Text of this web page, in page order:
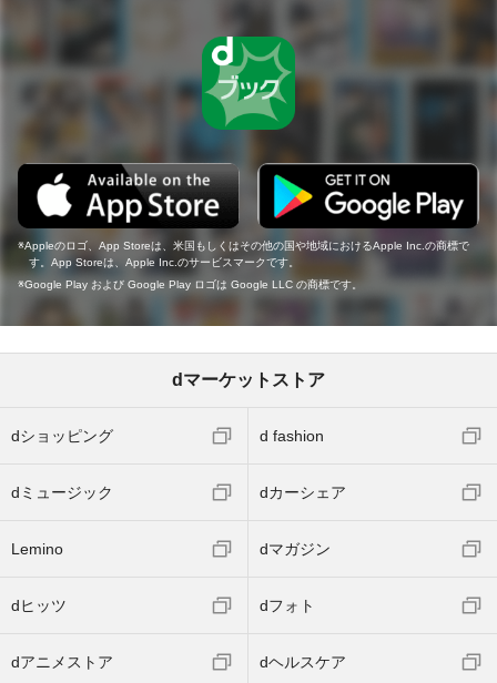
Appleのロゴ、App Storeは、米国もしくはその他の国や地域におけるApple Inc.の商標で
す。App Storeは、Apple Inc.のサービスマークです。
Google Play および Google Play ロゴは Google LLC の商標です。
dマーケットストア
dショッピング d fashion
dミュージック dカーシェア
Lemino dマガジン
dヒッツ dフォト
dアニメストア dヘルスケア